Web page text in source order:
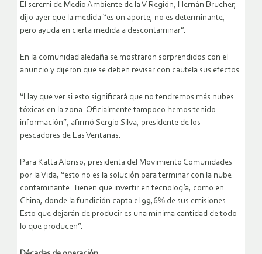
El seremi de Medio Ambiente de la V Región, Hernán Brucher,
dijo ayer que la medida “es un aporte, no es determinante,
pero ayuda en cierta medida a descontaminar”.
En la comunidad aledaña se mostraron sorprendidos con el
anuncio y dijeron que se deben revisar con cautela sus efectos.
“Hay que ver si esto significará que no tendremos más nubes
tóxicas en la zona. Oficialmente tampoco hemos tenido
información”, afirmó Sergio Silva, presidente de los
pescadores de Las Ventanas.
Para Katta Alonso, presidenta del Movimiento Comunidades
por la Vida, “esto no es la solución para terminar con la nube
contaminante. Tienen que invertir en tecnología, como en
China, donde la fundición capta el 99,6% de sus emisiones.
Esto que dejarán de producir es una mínima cantidad de todo
lo que producen”.